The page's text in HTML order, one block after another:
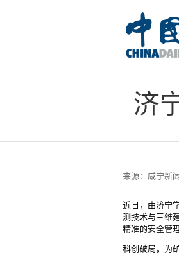
济
来源： 咸宁新
近日，由济宁
测技术与三维
精准的安全管
科创破局，为